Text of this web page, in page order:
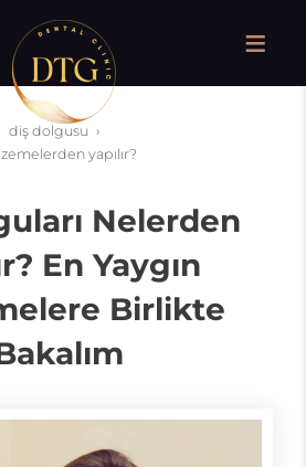
diş dolgusu
yapılır?
Nelerden
En Yaygın
Birlikte